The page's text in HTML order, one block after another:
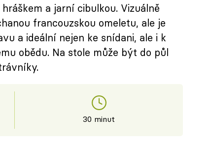
a jarní cibulkou. Vizuálně
francouzskou omeletu, ale je
a ideální nejen ke snídani, ale i k
obědu. Na stole může být do půl
30 minut